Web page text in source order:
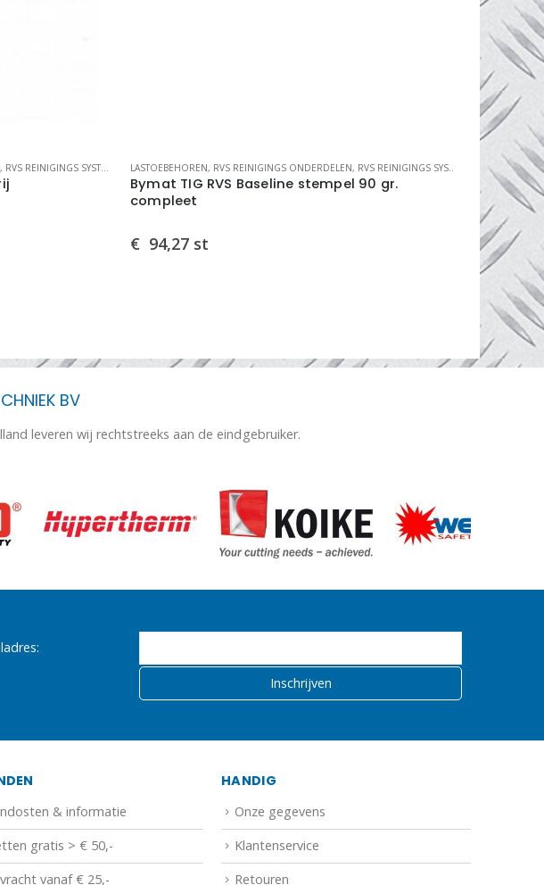
RVS REINIGINGS SYSTEMEN LASTOEBEHOREN,RVS REINIGINGS ONDERDELEN,RVS REINIGINGS SYSTEMEN
Bymat TIG RVS Baseline stempel 90 gr.
compleet
€ 94,27 st
Bymat
2105 ET
€ 50,29
BV
leveren wij rechtstreeks aan de eindgebruiker.
& informatie
gratis > € 50,-
vanaf € 25,-
HANDIG
Onze gegevens
Klantenservice
Retouren